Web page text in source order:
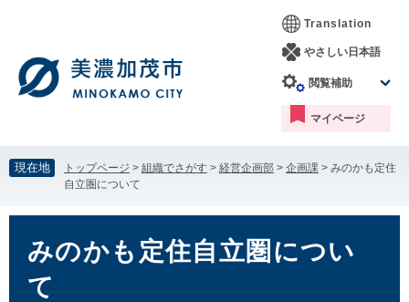
す。
し
て
本
へ
Translation
やさしい日本語
閲覧補助
マイページ
現在地 トップページ > 組織でさがす > 経営企画部 > 企画課 > みのかも定住
自立圏について
みのかも定住自立圏につい
て